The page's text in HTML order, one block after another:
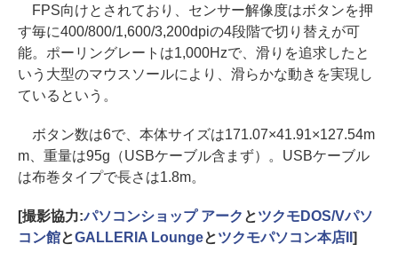
FPS向けとされており、センサー解像度はボタンを押
す毎に400/800/1,600/3,200dpiの4段階で切り替えが可
能。ポーリングレートは1,000Hzで、滑りを追求したと
いう大型のマウスソールにより、滑らかな動きを実現し
ているという。
ボタン数は6で、本体サイズは171.07×41.91×127.54m
m、重量は95g（USBケーブル含まず）。USBケーブル
は布巻タイプで長さは1.8m。
[撮影協力:パソコンショップ アーク とツクモDOS/Vパソ
コン館とGALLERIA Loungeとツクモパソコン本店II ]